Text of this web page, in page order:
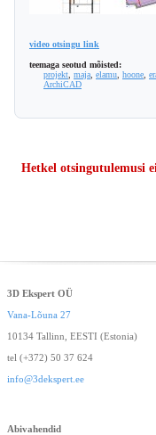
video otsingu link
teemaga seotud mõisted:
projekt maja elamu hoone
ArchiCAD
Hetkel otsingutulemusi
3D Ekspert OÜ
Vana-Lõuna 27
10134 Tallinn, EESTI (Estonia)
tel (+372) 50 37 624
info@3dekspert.ee
Abivahendid